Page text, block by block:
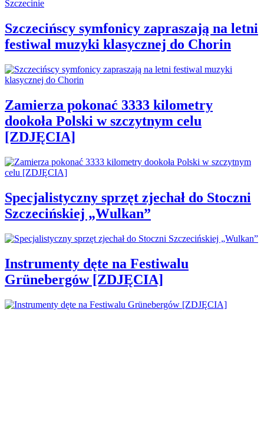
Szczecińscy symfonicy zapraszają na letni
festiwal muzyki klasycznej do Chorin
Zamierza pokonać 3333 kilometry
dookoła Polski w szczytnym celu
[ZDJĘCIA]
Specjalistyczny sprzęt zjechał do Stoczni
Szczecińskiej „Wulkan”
Instrumenty dęte na Festiwalu
Grünebergów [ZDJĘCIA]